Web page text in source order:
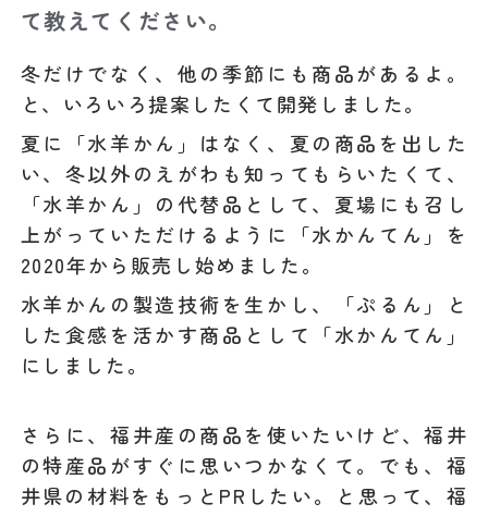
て教えてください。
冬だけでなく、他の季節にも商品があるよ。
と、いろいろ提案したくて開発しました。
夏に「水羊かん」はなく、夏の商品を出した
い、冬以外のえがわも知ってもらいたくて、
「水羊かん」の代替品として、夏場にも召し
上がっていただけるように「水かんてん」を
2020年から販売し始めました。
水羊かんの製造技術を生かし、「ぷるん」と
した食感を活かす商品として「水かんてん」
にしました。
さらに、福井産の商品を使いたいけど、福井
の特産品がすぐに思いつかなくて。でも、福
井県の材料をもっとPRしたい。と思って、福